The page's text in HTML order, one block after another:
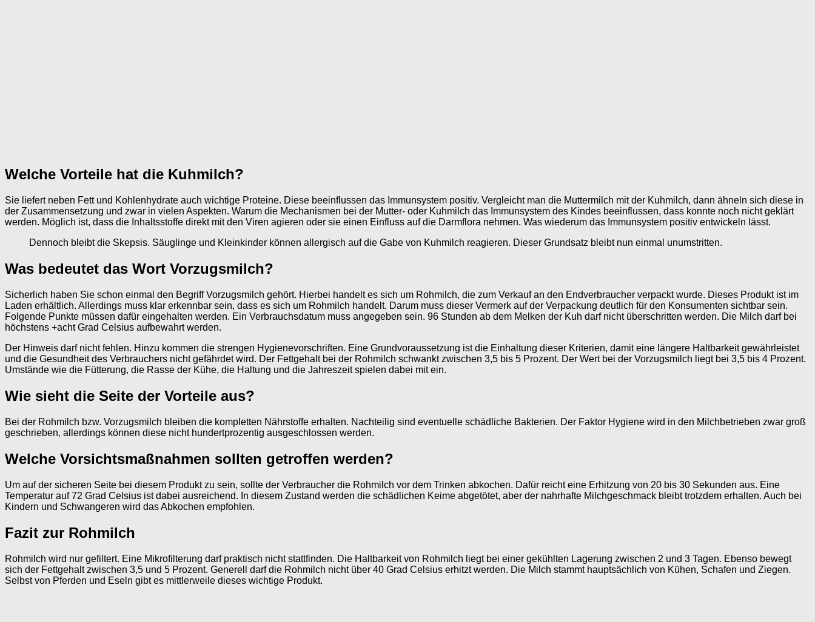
Welche Vorteile hat die Kuhmilch?
Sie liefert neben Fett und Kohlenhydrate auch wichtige Proteine. Diese beeinflussen das Immunsystem positiv. Vergleicht man die Muttermilch mit der Kuhmilch, dann ähneln sich diese in
der Zusammensetzung und zwar in vielen Aspekten. Warum die Mechanismen bei der Mutter- oder Kuhmilch das Immunsystem des Kindes beeinflussen, dass konnte noch nicht geklärt
werden. Möglich ist, dass die Inhaltsstoffe direkt mit den Viren agieren oder sie einen Einfluss auf die Darmflora nehmen. Was wiederum das Immunsystem positiv entwickeln lässt.
Dennoch bleibt die Skepsis. Säuglinge und Kleinkinder können allergisch auf die Gabe von Kuhmilch reagieren. Dieser Grundsatz bleibt nun einmal unumstritten.
Was bedeutet das Wort Vorzugsmilch?
Sicherlich haben Sie schon einmal den Begriff Vorzugsmilch gehört. Hierbei handelt es sich um Rohmilch, die zum Verkauf an den Endverbraucher verpackt wurde. Dieses Produkt ist im
Laden erhältlich. Allerdings muss klar erkennbar sein, dass es sich um Rohmilch handelt. Darum muss dieser Vermerk auf der Verpackung deutlich für den Konsumenten sichtbar sein.
Folgende Punkte müssen dafür eingehalten werden. Ein Verbrauchsdatum muss angegeben sein. 96 Stunden ab dem Melken der Kuh darf nicht überschritten werden. Die Milch darf bei
höchstens +acht Grad Celsius aufbewahrt werden.
Der Hinweis darf nicht fehlen. Hinzu kommen die strengen Hygienevorschriften. Eine Grundvoraussetzung ist die Einhaltung dieser Kriterien, damit eine längere Haltbarkeit gewährleistet
und die Gesundheit des Verbrauchers nicht gefährdet wird. Der Fettgehalt bei der Rohmilch schwankt zwischen 3,5 bis 5 Prozent. Der Wert bei der Vorzugsmilch liegt bei 3,5 bis 4 Prozent.
Umstände wie die Fütterung, die Rasse der Kühe, die Haltung und die Jahreszeit spielen dabei mit ein.
Wie sieht die Seite der Vorteile aus?
Bei der Rohmilch bzw. Vorzugsmilch bleiben die kompletten Nährstoffe erhalten. Nachteilig sind eventuelle schädliche Bakterien. Der Faktor Hygiene wird in den Milchbetrieben zwar groß
geschrieben, allerdings können diese nicht hundertprozentig ausgeschlossen werden.
Welche Vorsichtsmaßnahmen sollten getroffen werden?
Um auf der sicheren Seite bei diesem Produkt zu sein, sollte der Verbraucher die Rohmilch vor dem Trinken abkochen. Dafür reicht eine Erhitzung von 20 bis 30 Sekunden aus. Eine
Temperatur auf 72 Grad Celsius ist dabei ausreichend. In diesem Zustand werden die schädlichen Keime abgetötet, aber der nahrhafte Milchgeschmack bleibt trotzdem erhalten. Auch bei
Kindern und Schwangeren wird das Abkochen empfohlen.
Fazit zur Rohmilch
Rohmilch wird nur gefiltert. Eine Mikrofilterung darf praktisch nicht stattfinden. Die Haltbarkeit von Rohmilch liegt bei einer gekühlten Lagerung zwischen 2 und 3 Tagen. Ebenso bewegt
sich der Fettgehalt zwischen 3,5 und 5 Prozent. Generell darf die Rohmilch nicht über 40 Grad Celsius erhitzt werden. Die Milch stammt hauptsächlich von Kühen, Schafen und Ziegen.
Selbst von Pferden und Eseln gibt es mittlerweile dieses wichtige Produkt.